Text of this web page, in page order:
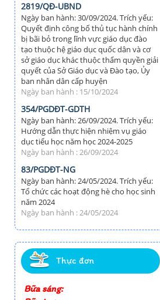
2819/QĐ-UBND
Ngày ban hành: 30/09/2024. Trích yếu:
Quyết định công bố thủ tục hành chính
bị bãi bỏ trong lĩnh vực giáo dục đào
tạo thuộc hệ giáo dục quốc dân và cơ
sở giáo dục khác thuộc thẩm quyền giải
quyết của Sở Giáo dục và Đào tạo, Ủy
ban nhân dân cấp huyện
Ngày ban hành : 15/10/2024
354/PGDĐT-GDTH
Ngày ban hành: 26/09/2024. Trích yếu:
Hướng dẫn thực hiện nhiệm vụ giáo
dục tiểu học năm học 2024-2025
Ngày ban hành : 26/09/2024
83/PGDĐT-NG
Ngày ban hành: 24/05/2024. Trích yếu:
Tổ chức các hoạt động hè cho học sinh
năm 2024
Ngày ban hành : 24/05/2024
Thực đơn
Bữa sáng: